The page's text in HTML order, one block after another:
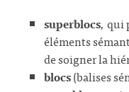
superblocs, qui
éléments
de soigner la
blocs(balises